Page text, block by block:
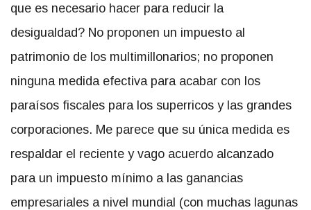
que es necesario hacer para reducir la
desigualdad? No proponen un impuesto al
patrimonio de los multimillonarios; no proponen
ninguna medida efectiva para acabar con los
paraísos fiscales para los superricos y las grandes
corporaciones. Me parece que su única medida es
respaldar el reciente y vago acuerdo alcanzado
para un impuesto mínimo a las ganancias
empresariales a nivel mundial (con muchas lagunas